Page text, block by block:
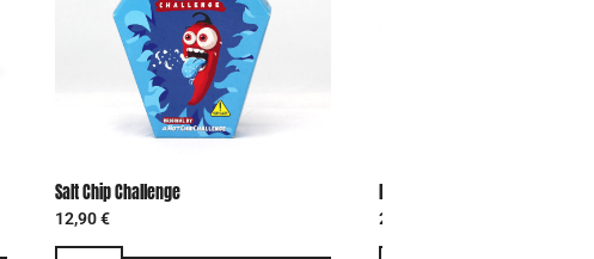
Salt Chip Challenge
12,90€
Double Dip
2,00